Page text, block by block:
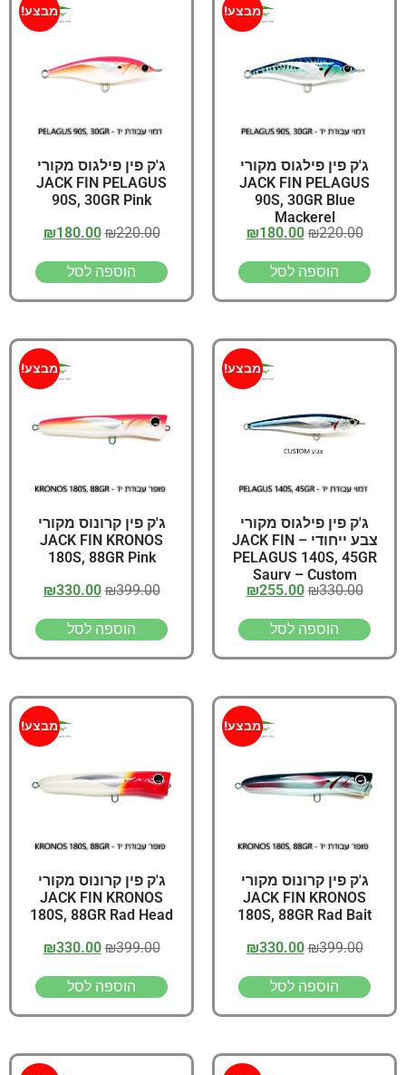
מבצע!
ג'ק פין פילגוס מקורי
JACK FIN PELAGUS
90S, 30GR Blue
Mackerel
₪220.00
₪180.00
הוספה לסל
מבצע!
ג'ק פין פילגוס מקורי
JACK FIN PELAGUS
90S, 30GR Pink
₪220.00
₪180.00
הוספה לסל
מבצע!
ג'ק פין פילגוס מקורי
צבע ייחודי – JACK FIN
PELAGUS 140S, 45GR
Saury – Custom
₪330.00
₪255.00
הוספה לסל
מבצע!
ג'ק פין קרונוס מקורי
JACK FIN KRONOS
180S, 88GR Pink
₪399.00
₪330.00
הוספה לסל
מבצע!
ג'ק פין קרונוס מקורי
JACK FIN KRONOS
180S, 88GR Rad Bait
₪399.00
₪330.00
הוספה לסל
מבצע!
ג'ק פין קרונוס מקורי
JACK FIN KRONOS
180S, 88GR Rad Head
₪399.00
₪330.00
הוספה לסל